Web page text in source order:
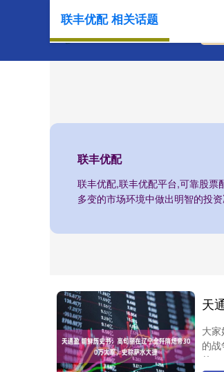
联丰优配
联丰优配,联丰优配平台,可靠股
多变的市场环境中做出明智的投资
联丰优配 相关话题
大
的
的....